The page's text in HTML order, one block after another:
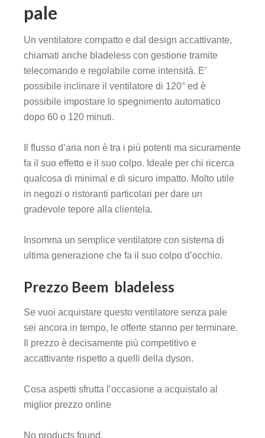
pale
Un ventilatore compatto e dal design accattivante,
chiamati anche bladeless con gestione tramite
telecomando e regolabile come intensità. E’
possibile inclinare il ventilatore di 120° ed è
possibile impostare lo spegnimento automatico
dopo 60 o 120 minuti.
Il flusso d’aria non è tra i più potenti ma sicuramente
fa il suo effetto e il suo colpo. Ideale per chi ricerca
qualcosa di minimal e di sicuro impatto. Molto utile
in negozi o ristoranti particolari per dare un
gradevole tepore alla clientela.
Insomma un semplice ventilatore con sistema di
ultima generazione che fa il suo colpo d’occhio.
Prezzo Beem bladeless
Se vuoi acquistare questo ventilatore senza pale
sei ancora in tempo, le offerte stanno per terminare.
Il prezzo è decisamente più competitivo e
accattivante rispetto a quelli della dyson.
Cosa aspetti sfrutta l’occasione a acquistalo al
miglior prezzo online
No products found.